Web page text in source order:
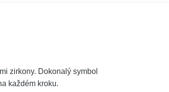
zirkony. Dokonalý symbol
každém kroku.